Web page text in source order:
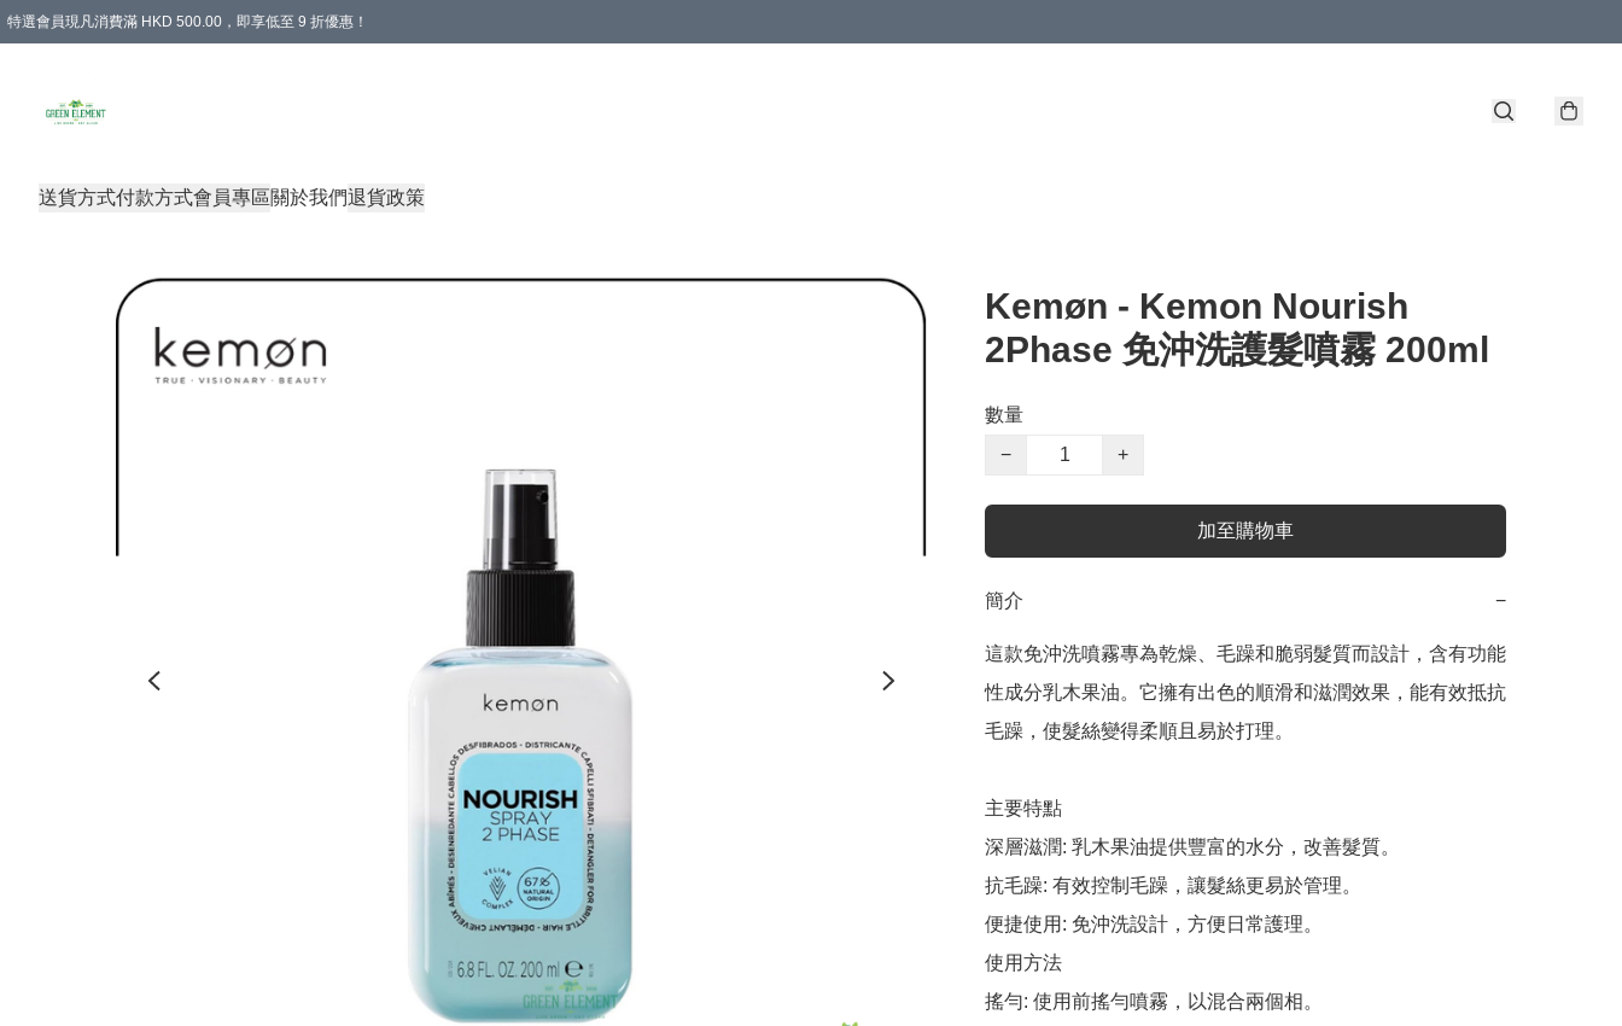
特選會員現凡消費滿 HKD 500.00，即享低至 9 折優惠！
送貨方式付款方式會員專區關於我們退貨政策
Kemøn - Kemon Nourish
2Phase 免沖洗護髮噴霧 200ml
數量
−
+
加至購物車
簡介 −
這款免沖洗噴霧專為乾燥、毛躁和脆弱髮質而設計，含有功能
性成分乳木果油。它擁有出色的順滑和滋潤效果，能有效抵抗
毛躁，使髮絲變得柔順且易於打理。
主要特點
深層滋潤: 乳木果油提供豐富的水分，改善髮質。
抗毛躁: 有效控制毛躁，讓髮絲更易於管理。
便捷使用: 免沖洗設計，方便日常護理。
使用方法
搖勻: 使用前搖勻噴霧，以混合兩個相。